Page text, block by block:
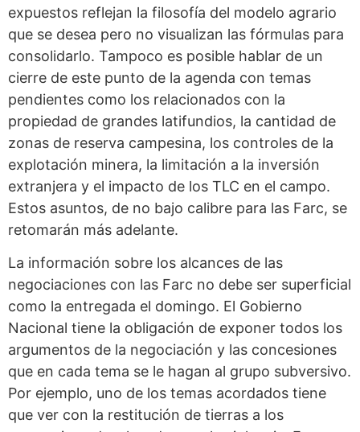
expuestos reflejan la filosofía del modelo agrario
que se desea pero no visualizan las fórmulas para
consolidarlo. Tampoco es posible hablar de un
cierre de este punto de la agenda con temas
pendientes como los relacionados con la
propiedad de grandes latifundios, la cantidad de
zonas de reserva campesina, los controles de la
explotación minera, la limitación a la inversión
extranjera y el impacto de los TLC en el campo.
Estos asuntos, de no bajo calibre para las Farc, se
retomarán más adelante.
La información sobre los alcances de las
negociaciones con las Farc no debe ser superficial
como la entregada el domingo. El Gobierno
Nacional tiene la obligación de exponer todos los
argumentos de la negociación y las concesiones
que en cada tema se le hagan al grupo subversivo.
Por ejemplo, uno de los temas acordados tiene
que ver con la restitución de tierras a los